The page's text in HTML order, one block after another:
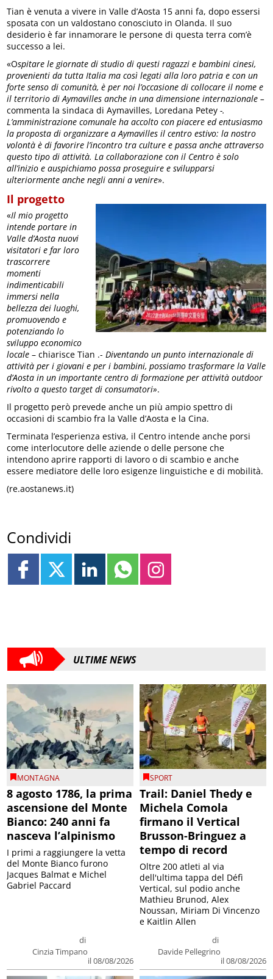
Tian è venuta a vivere in Valle d’Aosta 15 anni fa, dopo essersi
sposata con un valdostano conosciuto in Olanda. Il suo
desiderio è far innamorare le persone di questa terra com’è
successo a lei.
«Ospitare le giornate di studio di questi ragazzi e bambini cinesi,
provenienti da tutta Italia ma così legati alla loro patria e con un
forte senso di comunità, è per noi l’occasione di collocare il nome e
il territorio di Aymavilles anche in una dimensione internazionale –
commenta la sindaca di Aymavilles, Loredana Petey -.
L’amministrazione comunale ha accolto con piacere ed entusiasmo
la proposta di organizzare a Aymavilles il centro estivo: la nostro
volontà è di favorire l’incontro tra culture e passa anche attraverso
questo tipo di attività. La collaborazione con il Centro è solo
all’inizio e auspichiamo possa proseguire e svilupparsi
ulteriormente anche negli anni a venire».
Il progetto
«Il mio progetto
intende portare in
Valle d’Aosta nuovi
visitatori e far loro
trascorrere
momenti
indimenticabili
immersi nella
bellezza dei luoghi,
promuovendo e
potenziando lo
sviluppo economico
locale – chiarisce Tian .- Diventando un punto internazionale di
attività per i giovani e per i bambini, possiamo trasformare la Valle
d’Aosta in un importante centro di formazione per attività outdoor
rivolto a questo target di consumatori».
Il progetto però prevede anche un più ampio spettro di
occasioni di scambio fra la Valle d’Aosta e la Cina.
Terminata l’esperienza estiva, il Centro intende anche porsi
come interlocutore delle aziende o delle persone che
intendono aprire rapporti di lavoro o di scambio e anche
essere mediatore delle loro esigenze linguistiche e di mobilità.
(re.aostanews.it)
Condividi
ULTIME NEWS
MONTAGNA
8 agosto 1786, la prima
ascensione del Monte
Bianco: 240 anni fa
nasceva l’alpinismo
di
Cinzia Timpano
il 08/08/2026
I primi a raggiungere la vetta
del Monte Bianco furono
Jacques Balmat e Michel
Gabriel Paccard
SPORT
Trail: Daniel Thedy e
Michela Comola
firmano il Vertical
Brusson-Bringuez a
tempo di record
di
Davide Pellegrino
il 08/08/2026
Oltre 200 atleti al via
dell'ultima tappa del Défì
Vertical, sul podio anche
Mathieu Brunod, Alex
Noussan, Miriam Di Vincenzo
e Kaitlin Allen